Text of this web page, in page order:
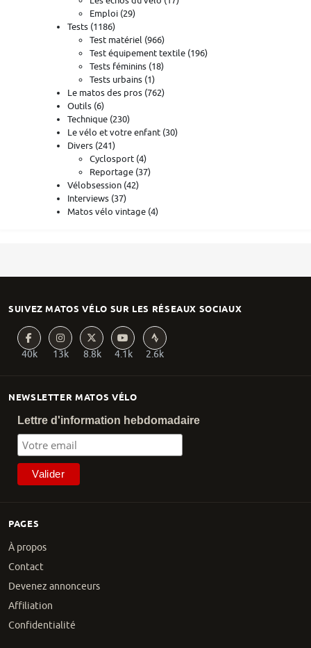
Emploi (29)
Tests (1186)
Test matériel (966)
Test équipement textile (196)
Tests féminins (18)
Tests urbains (1)
Le matos des pros (762)
Outils (6)
Technique (230)
Le vélo et votre enfant (30)
Divers (241)
Cyclosport (4)
Reportage (37)
Vélobsession (42)
Interviews (37)
Matos vélo vintage (4)
PAGES
À propos
Contact
Devenez annonceurs
Affiliation
Confidentialité
NEWSLETTER MATOS VÉLO
Lettre d'information hebdomadaire
SUIVEZ MATOS VÉLO SUR LES RÉSEAUX SOCIAUX
40k 13k 8.8k 4.1k 2.6k